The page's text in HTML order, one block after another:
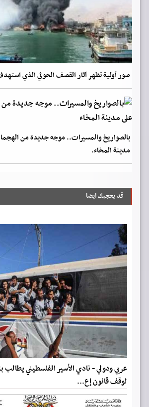
صور أولية تظهر آثار القصف الحوثي الذي
بالصواريخ والمسيرات.. موجه جديدة من
مدينة المخاء.
قد يعجبك ايضا
عربي ودولي - نادي الأسير الفلسطيني
لوقف قانون إع...